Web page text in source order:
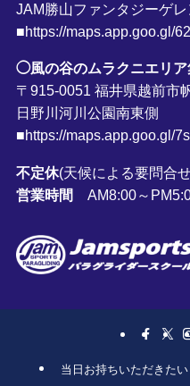
JAM勝山ファンタジーゲ
■https://maps.app.goo.gl/
◯風の谷のムラクニエリア
〒915-0051 福井県越前市
日野川河川公園南東側
■https://maps.app.goo.gl/
不定休(天候による要問合
営業時間
AM8:00～
当日お持ちいただきた